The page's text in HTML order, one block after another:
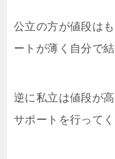
公立の方が値段は
ートが薄く自分で
逆に私立は値段が
サポートを行ってく